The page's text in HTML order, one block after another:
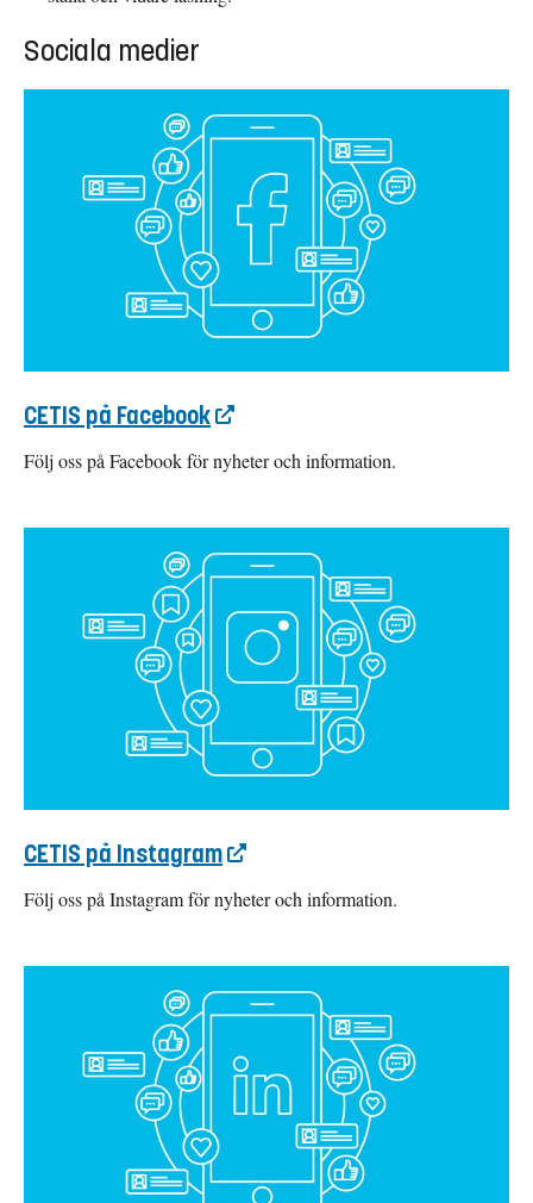
Sociala medier
CETIS på Facebook
Följ oss på Facebook för nyheter och information.
CETIS på Instagram
Följ oss på Instagram för nyheter och information.